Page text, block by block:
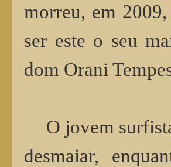
morreu, em
ser este o seu
dom Orani
O jovem
desmaiar,